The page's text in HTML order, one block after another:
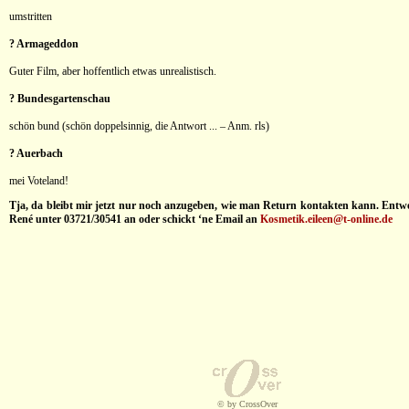
umstritten
? Armageddon
Guter Film, aber hoffentlich etwas unrealistisch.
? Bundesgartenschau
schön bund (schön doppelsinnig, die Antwort ... – Anm. rls)
? Auerbach
mei Voteland!
Tja, da bleibt mir jetzt nur noch anzugeben, wie man Return kontakten kann.
René unter 03721/30541 an oder schickt ‘ne Email an Kosmetik.eileen@t-online.de
© by CrossOver